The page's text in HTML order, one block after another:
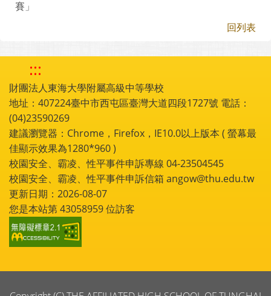
賽」
回列表
:::
財團法人東海大學附屬高級中等學校
地址：407224臺中市西屯區臺灣大道四段1727號 電話：
(04)23590269
建議瀏覽器：Chrome，Firefox，IE10.0以上版本 ( 螢幕最
佳顯示效果為1280*960 )
校園安全、霸凌、性平事件申訴專線 04-23504545
校園安全、霸凌、性平事件申訴信箱 angow@thu.edu.tw
更新日期：2026-08-07
您是本站第43058959位訪客